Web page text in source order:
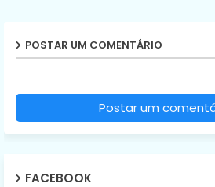
POSTAR UM COMENTÁRIO
Postar um
FACEBOOK